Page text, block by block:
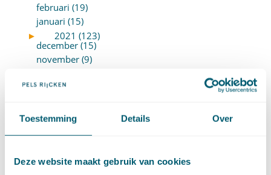
Toestemming Details Over
Deze website maakt gebruik van cookies
februari (19)
januari (15)
►
2021 (123)
december (15)
november (9)
september (4)
juli (4)
april (11)